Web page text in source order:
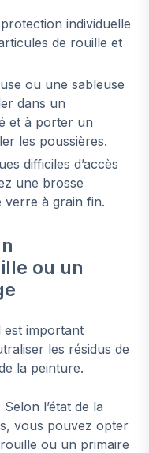
individuelle
de rouille et
ou une sableuse
dans un
et à porter un
les poussières.
difficiles d’accès
une brosse
verre à grain fin.
ou un
important
les résidus de
la peinture.
l’état de la
vous pouvez opter
ou un primaire